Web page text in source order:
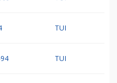
TUI
TUI